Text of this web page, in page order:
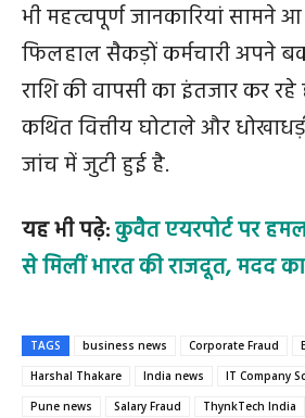
भी महत्वपूर्ण जानकारियां सामने
फिलहाल सैकड़ों कर्मचारी अपने
राशि की वापसी का इंतजार कर
कथित वित्तीय घोटाले और
जांच में जुटी हुई है.
यह भी पढ़े:कुवैत एयरपोर्ट पर
से मिलीं भारत की राजदूत, मदद का
TAGS business news Corporate Fraud
Harshal Thakare
India news IT Company
Pune news
Salary Fraud ThynkTech India